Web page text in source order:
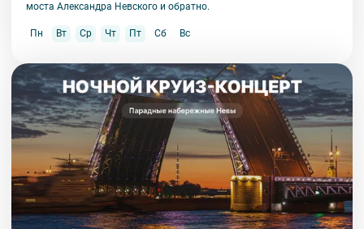
моста Александра Невского и обратно.
Пн Вт Ср Чт Пт Сб Вс